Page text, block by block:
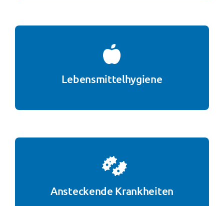
Lebensmittelhygiene
Ansteckende Krankheiten